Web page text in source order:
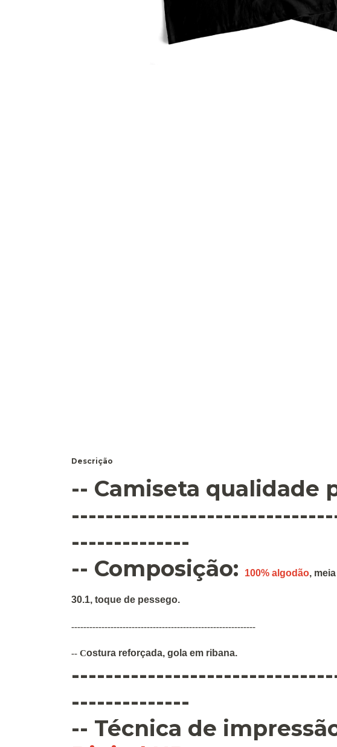
Descrição
-- Camiseta qualidade
--------------
-- Composição:
100% algodão,
30.1, toque de pessego.
-------------------------------------------------------------
-- Costura reforçada, gola em ribana.
--------------
-- Técnica de